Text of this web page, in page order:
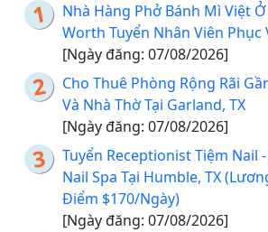
Nhà Hàng Phở Bánh Mì Việt
Worth Tuyển Nhân Viên Phục
[Ngày đăng: 07/08/2026]
Cho Thuê Phòng Rộng Rãi
Và Nhà Thờ Tại Garland, TX
[Ngày đăng: 07/08/2026]
Tuyển Receptionist Tiệm Nail
Nail Spa Tại Humble, TX
Điểm $170/Ngày)
[Ngày đăng: 07/08/2026]